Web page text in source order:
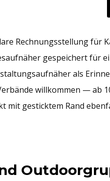
Rechnungsstellung für
gespeichert für
als
willkommen — ab
mit gesticktem Rand